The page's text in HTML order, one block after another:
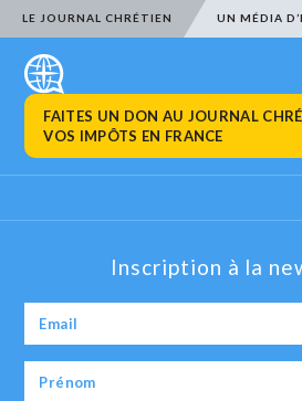
LE JOURNAL CHRÉTIEN UN MÉDIA
FAITES UN DON AU JOURNAL
VOS IMPÔTS EN FRANCE
Inscription à la